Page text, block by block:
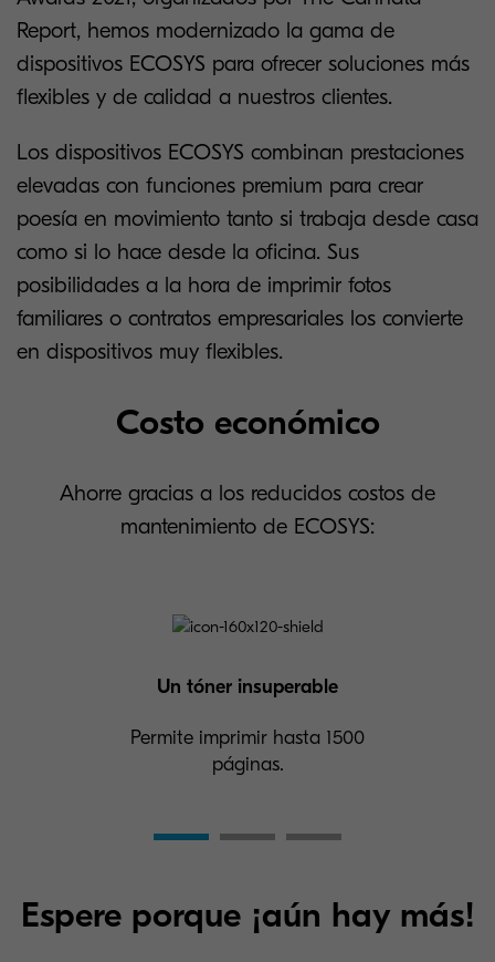
Report, hemos modernizado la gama de
dispositivos ECOSYS para ofrecer soluciones más
flexibles y de calidad a nuestros clientes.
Los dispositivos ECOSYS combinan prestaciones
elevadas con funciones premium para crear
poesía en movimiento tanto si trabaja desde casa
como si lo hace desde la oficina. Sus
posibilidades a la hora de imprimir fotos
familiares o contratos empresariales los convierte
en dispositivos muy flexibles.
Costo económico
Ahorre gracias a los reducidos costos de
mantenimiento de ECOSYS:
Un tóner insuperable
Permite imprimir hasta 1500
páginas.
Espere porque ¡aún hay más!